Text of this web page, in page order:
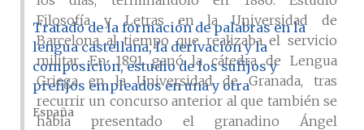
Filosofía y Letras en la Universidad de
Barcelona al tiempo que realizaba el servicio
militar. En 1891 ganó la cátedra de Lengua
Griega en la Universidad de Granada, tras
recurrir un concurso anterior al que también se
había presentado el granadino Ángel
Tratado de la formación de palabras en la
lengua castellana, la derivación y la
composición, estudio de los sufijos y
prefijos empleados en una y otra
España